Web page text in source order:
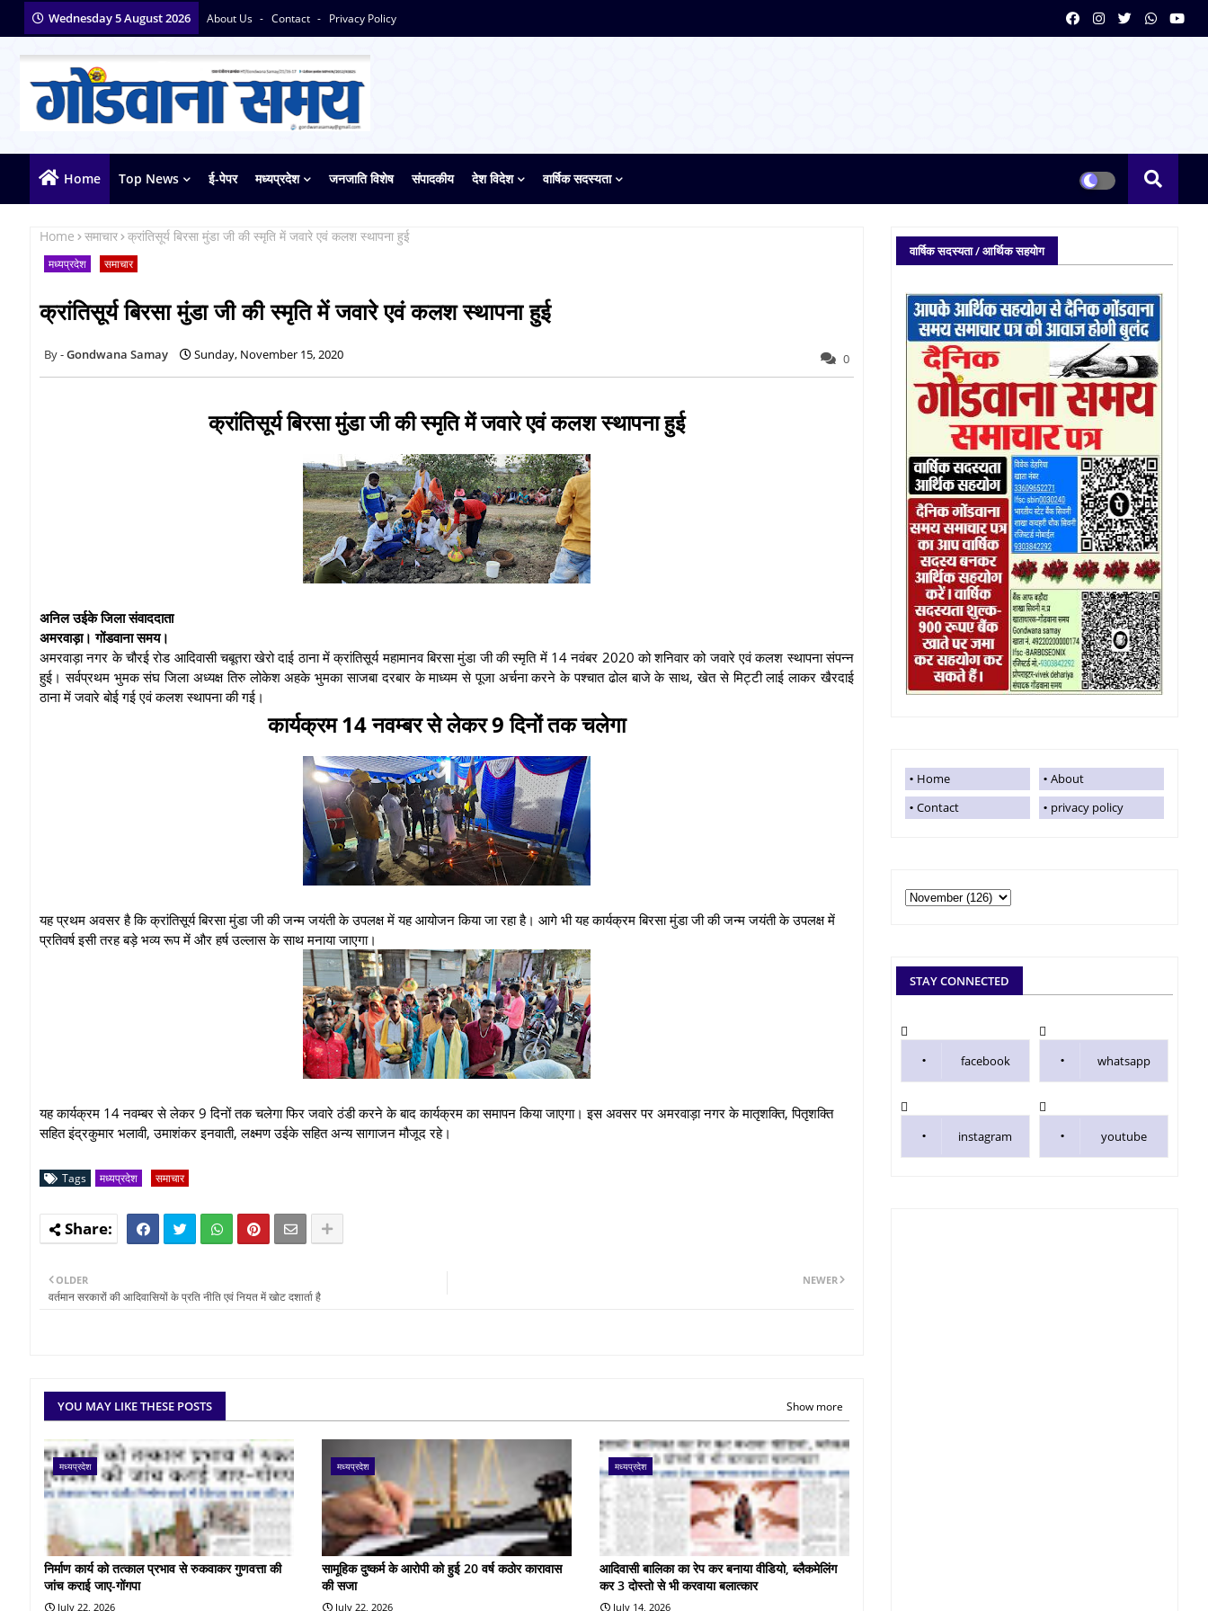
Wednesday 5 August 2026 About Us Contact Privacy Policy
Home Top News ई-पेपर मध्यप्रदेश जनजाति विशेष संपादकीय देश विदेश वार्षिक सदस्यता
Home समाचार क्रांतिसूर्य बिरसा मुंडा जी की स्मृति में जवारे एवं कलश स्थापना हुई
मध्यप्रदेश समाचार
क्रांतिसूर्य बिरसा मुंडा जी की स्मृति में जवारे एवं कलश स्थापना हुई
Gondwana Samay Sunday, November 15, 2020 0
क्रांतिसूर्य बिरसा मुंडा जी की स्मृति में जवारे एवं कलश स्थापना हुई
अनिल उईके जिला संवाददाता
अमरवाड़ा। गोंडवाना समय।
अमरवाड़ा नगर के चौरई रोड आदिवासी चबूतरा खेरो दाई ठाना में क्रांतिसूर्य महामानव बिरसा मुंडा जी की स्मृति में 14 नवंबर 2020 को शनिवार को जवारे एवं कलश स्थापना संपन्न
हुई। सर्वप्रथम भुमक संघ जिला अध्यक्ष तिरु लोकेश अहके भुमका साजबा दरबार के माध्यम से पूजा अर्चना करने के पश्चात ढोल बाजे के साथ, खेत से मिट्टी लाई लाकर खैरदाई
ठाना में जवारे बोई गई एवं कलश स्थापना की गई।
कार्यक्रम 14 नवम्बर से लेकर 9 दिनों तक चलेगा
यह प्रथम अवसर है कि क्रांतिसूर्य बिरसा मुंडा जी की जन्म जयंती के उपलक्ष में यह आयोजन किया जा रहा है। आगे भी यह कार्यक्रम बिरसा मुंडा जी की जन्म जयंती के उपलक्ष में
प्रतिवर्ष इसी तरह बड़े भव्य रूप में और हर्ष उल्लास के साथ मनाया जाएगा।
यह कार्यक्रम 14 नवम्बर से लेकर 9 दिनों तक चलेगा फिर जवारे ठंडी करने के बाद कार्यक्रम का समापन किया जाएगा। इस अवसर पर अमरवाड़ा नगर के मातृशक्ति, पितृशक्ति
सहित इंद्रकुमार भलावी, उमाशंकर इनवाती, लक्ष्मण उईके सहित अन्य सागाजन मौजूद रहे।
Tags मध्यप्रदेश समाचार
NEWER
OLDER
वर्तमान सरकारों की आदिवासियों के प्रति नीति एवं नियत में खोट दशार्ता है
YOU MAY LIKE THESE POSTS Show more
मध्यप्रदेश
निर्माण कार्य को तत्काल प्रभाव से रुकवाकर गुणवत्ता की
जांच कराई जाए-गोंगपा
July 22, 2026
मध्यप्रदेश
सामूहिक दुष्कर्म के आरोपी को हुई 20 वर्ष कठोर कारावास
की सजा
July 22, 2026
मध्यप्रदेश
आदिवासी बालिका का रेप कर बनाया वीडियो, ब्लैकमेलिंग
कर 3 दोस्तो से भी करवाया बलात्कार
July 14, 2026
वार्षिक सदस्यता / आर्थिक सहयोग
Home
About
Contact
privacy policy
STAY CONNECTED
facebook whatsapp
instagram youtube